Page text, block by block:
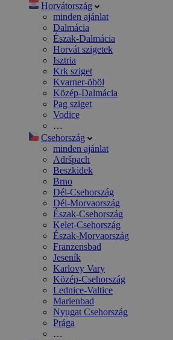
Horvátország
minden ajánlat
Dalmácia
Észak-Dalmácia
Horvát szigetek
Isztria
Krk sziget
Kvarner-öböl
Közép-Dalmácia
Pag sziget
Vodice
…
Csehország
minden ajánlat
Adršpach
Beszkidek
Brno
Dél-Csehország
Dél-Morvaország
Észak-Csehország
Kelet-Csehország
Észak-Morvaország
Franzensbad
Jeseník
Karlovy Vary
Közép-Csehország
Lednice-Valtice
Marienbad
Nyugat Csehország
Prága
…